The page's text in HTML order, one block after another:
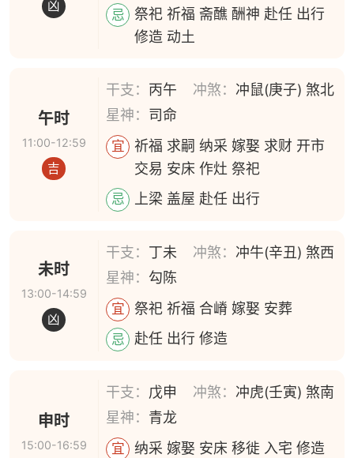
凶
忌
祭祀 祈福 斋醮 酬神 赴任 出行
修造 动土
午时
11:00-12:59
吉
干支： 丙午 冲煞： 冲鼠(庚子) 煞北
星神： 司命
宜
祈福 求嗣 纳采 嫁娶 求财 开市
交易 安床 作灶 祭祀
忌 上梁 盖屋 赴任 出行
未时
13:00-14:59
凶
干支： 丁未 冲煞： 冲牛(辛丑) 煞西
星神： 勾陈
宜 祭祀 祈福 合嵴 嫁娶 安葬
忌 赴任 出行 修造
申时
15:00-16:59
干支： 戊申 冲煞： 冲虎(壬寅) 煞南
星神： 青龙
宜
纳采 嫁娶 安床 移徙 入宅 修造